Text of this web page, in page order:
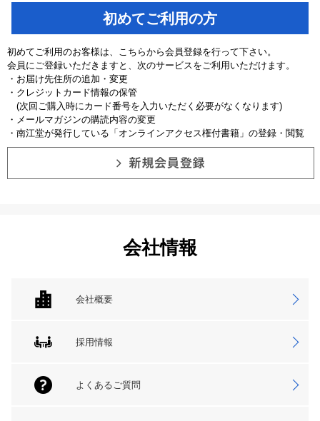
初めてご利用の方
初めてご利用のお客様は、こちらから会員登録を行って下さい。
会員にご登録いただきますと、次のサービスをご利用いただけます。
・お届け先住所の追加・変更
・クレジットカード情報の保管
(次回ご購入時にカード番号を入力いただく必要がなくなります)
・メールマガジンの購読内容の変更
・南江堂が発行している「オンラインアクセス権付書籍」の登録・閲覧
会社情報
会社概要
採用情報
よくあるご質問